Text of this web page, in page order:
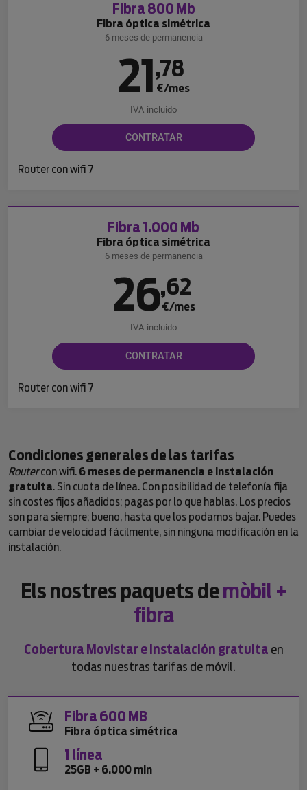
Fibra 800 Mb
Fibra óptica simétrica
6 meses de permanencia
21,78
€/mes
IVA incluido
CONTRATAR
Router con wifi 7
Fibra 1.000 Mb
Fibra óptica simétrica
6 meses de permanencia
26,62
€/mes
IVA incluido
CONTRATAR
Router con wifi 7
Condiciones generales de las tarifas
Routercon wifi. 6 meses de permanencia e instalación
gratuita. Sin cuota de línea. Con posibilidad de telefonía fija
sin costes fijos añadidos; pagas por lo que hablas. Los precios
son para siempre; bueno, hasta que los podamos bajar. Puedes
cambiar de velocidad fácilmente, sin ninguna modificación en la
instalación.
Els nostres paquets demòbil +
fibra
Cobertura Movistar e instalación gratuita en
todas nuestras tarifas de móvil.
Fibra 600 MB
Fibra óptica simétrica
1 línea
25GB + 6.000 min